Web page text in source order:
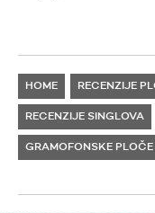
HOME RECENZIJE
RECENZIJE SINGLOVA
GRAMOFONSKE PLOČE